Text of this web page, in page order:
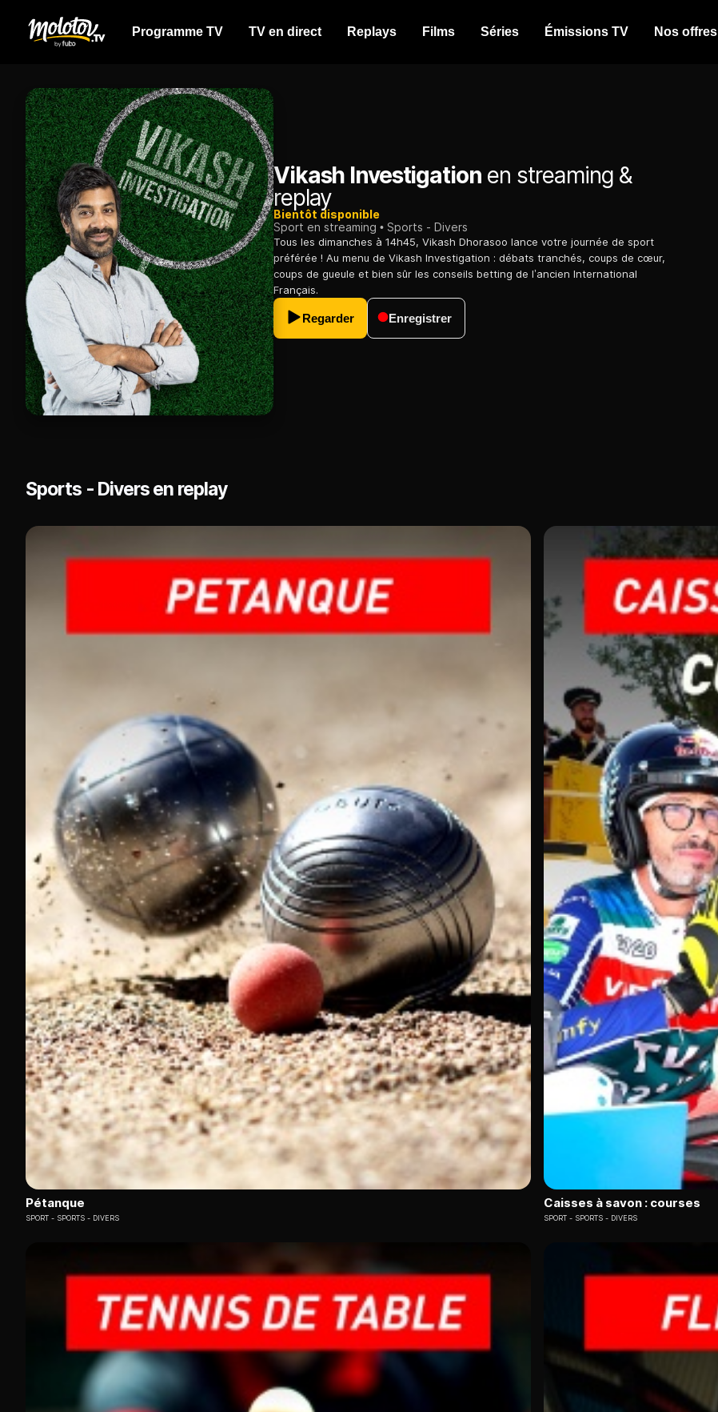
Programme TV TV en direct Replays Films Séries Émissions TV Nos offres
Vikash Investigation en streaming &
replay
Bientôt disponible
Sport en streaming
Sports - Divers
Tous les dimanches à 14h45, Vikash Dhorasoo lance votre journée de sport
préférée ! Au menu de Vikash Investigation : débats tranchés, coups de cœur,
coups de gueule et bien sûr les conseils betting de l’ancien International
Français.
Regarder Enregistrer
Sports - Divers en replay
Pétanque
SPORT SPORTS - DIVERS
Caisses à savon : courses
SPORT SPORTS - DIVERS